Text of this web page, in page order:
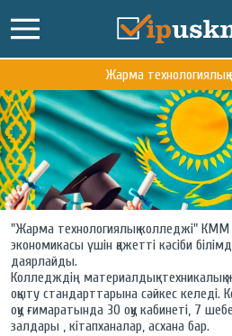
Жарма технологиялық
"Жарма технологиялық колледжі" КММ
экономикасы үшін қажетті кәсіби
даярлайды.
Колледждің материалдық-техникалық
оқыту стандарттарына сәйкес келеді.
оқу ғимаратында 30 оқу кабинеті, 7
залдары , кітапханалар, асхана бар.